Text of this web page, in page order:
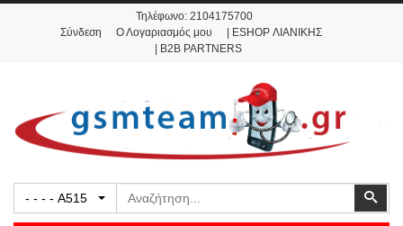
Τηλέφωνο: 2104175700
Σύνδεση
Ο Λογαριασμός μου
| ESHOP ΛΙΑΝΙΚΗΣ
| B2B PARTNERS
- - - - A515